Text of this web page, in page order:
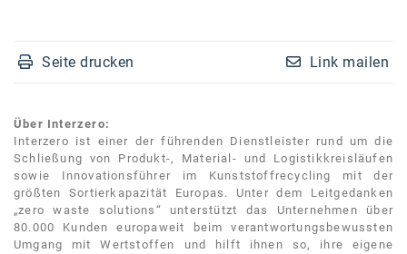
Seite drucken Link mailen
Über Interzero:
Interzero ist einer der führenden Dienstleister rund um die
Schließung von Produkt-, Material- und Logistikkreisläufen
sowie Innovationsführer im Kunststoffrecycling mit der
größten Sortierkapazität Europas. Unter dem Leitgedanken
„zero waste solutions“ unterstützt das Unternehmen über
80.000 Kunden europaweit beim verantwortungsbewussten
Umgang mit Wertstoffen und hilft ihnen so, ihre eigene